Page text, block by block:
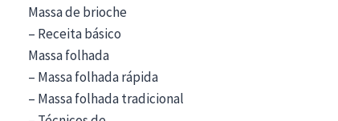
Massa de brioche
– Receita básico
Massa folhada
– Massa folhada rápida
– Massa folhada tradicional